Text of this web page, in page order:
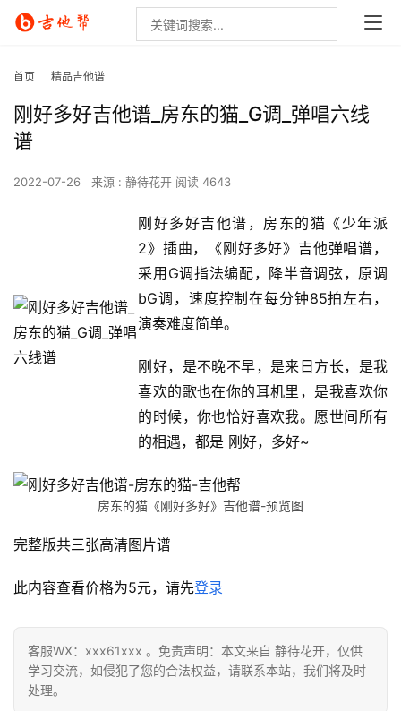
首页 精品吉他谱
刚好多好吉他谱_房东的猫_G调_弹唱六线
谱
2022-07-26 来源 : 静待花开 阅读 4643
刚好多好吉他谱，房东的猫《少年派
2》插曲，《刚好多好》吉他弹唱谱，
采用G调指法编配，降半音调弦，原调
bG调，速度控制在每分钟85拍左右，
演奏难度简单。
刚好，是不晚不早，是来日方长，是我
喜欢的歌也在你的耳机里，是我喜欢你
的时候，你也恰好喜欢我。愿世间所有
的相遇，都是 刚好，多好~
房东的猫《刚好多好》吉他谱-预览图
完整版共三张高清图片谱
此内容查看价格为5元，请先登录
客服WX：xxx61xxx 。免责声明：本文来自 静待花开，仅供
学习交流，如侵犯了您的合法权益，请联系本站，我们将及时
处理。